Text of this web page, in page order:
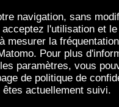
Panel
Tous les
navigation, sans
l'utilisation et
mesurer la
Pour plus
paramètres, vous
de politique de
êtes actuellement suivi.